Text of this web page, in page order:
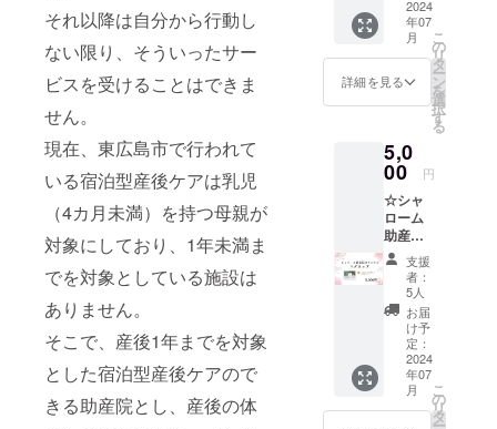
それ以降は自分から行動し
ない限り、そういったサー
ビスを受けることはできま
せん。
現在、東広島市で行われて
いる宿泊型産後ケアは乳児
（4カ月未満）を持つ母親が
対象にしており、1年未満ま
でを対象としている施設は
ありません。
そこで、産後1年までを対象
とした宿泊型産後ケアので
きる助産院とし、産後の体
●メール
アドレ
スをご
記載く
ださい
●備考欄
はお名
前をご
ださい
社名＋
ロゴor
個人名
を記載
させて
このリ
ターン
は
30,000
円のリ
ターン
と同一
の内容
になり
ます。
●応援プ
ラン ●
お礼の
メール
●HPに
お名前
が母
親・父
親学級
の講座
を行い
ます。
有効期
2025.7
月末 実
施方
法：対
面のみ
実施場
所：広
島県東
広島市
（住所
はご支
援者様
に個別
で送
付） ※
交通費
2024
年07
月
詳細を見る
こ
の
リ
タ
ー
ン
を
選
択
す
る
5,0
00 円
☆シャ
ローム
助産院
オリジ
ナルマ
グカッ
プ オリ
ジナル
ロゴ入
りのマ
グカッ
プをお
送りし
支援
者：
5人
お届
け予
定：
2024
年07
月
こ
の
リ
タ